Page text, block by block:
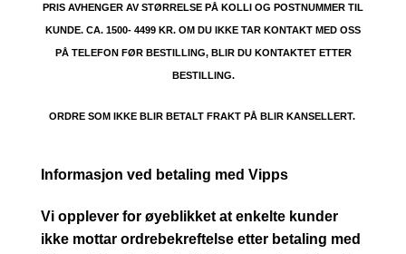
PRIS AVHENGER AV STØRRELSE PÅ KOLLI OG POSTNUMMER TIL
KUNDE. CA. 1500- 4499 KR. OM DU IKKE TAR KONTAKT MED OSS
PÅ TELEFON FØR BESTILLING, BLIR DU KONTAKTET ETTER
BESTILLING.
ORDRE SOM IKKE BLIR BETALT FRAKT PÅ BLIR KANSELLERT.
Informasjon ved betaling med Vipps
Vi opplever for øyeblikket at enkelte kunder
ikke mottar ordrebekreftelse etter betaling med